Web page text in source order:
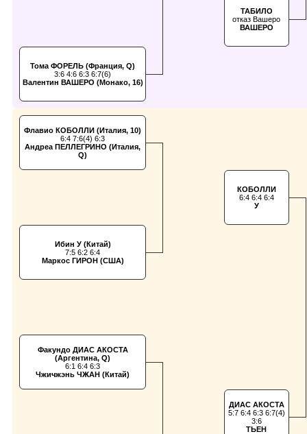
Тома ФОРЕЛЬ (Франция, Q)
3:6 4:6 6:3 6:7(6)
Валентин ВАШЕРО (Монако, 16)
ТАБИЛО
отказ Вашеро
ВАШЕРО
Флавио КОБОЛЛИ (Италия, 10)
6:4 7:6(4) 6:3
Андреа ПЕЛЛЕГРИНО (Италия,
Q)
Ибин У (Китай)
7:5 6:2 6:4
Маркос ГИРОН (США)
Факундо ДИАС АКОСТА
(Аргентина, Q)
6:1 6:4 6:3
Чжичжэнь ЧЖАН (Китай)
КОБОЛЛИ
6:4 6:4 6:4
У
ДИАС АКОСТА
5:7 6:4 6:3 6:7(4)
3:6
ТЬЕН